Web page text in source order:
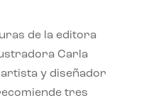
de la editora
Carla
y diseñador
tres